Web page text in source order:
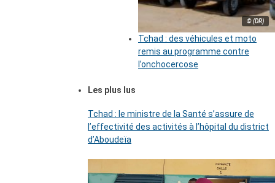
© (DR)
Tchad : des véhicules et moto
remis au programme contre
l’onchocercose
Les plus lus
Tchad : le ministre de la Santé s’assure de
l’effectivité des activités à l’hôpital du district
d’Aboudeïa